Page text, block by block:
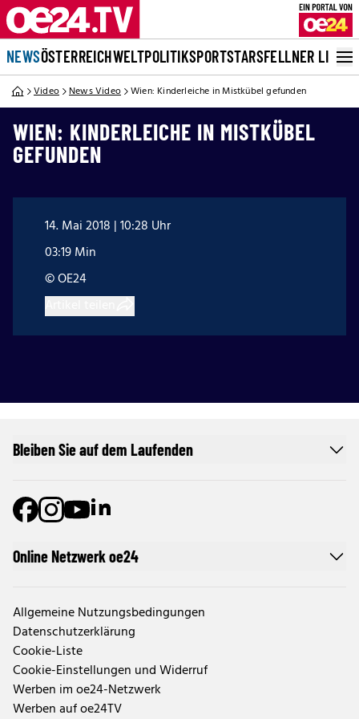
NEWSÖSTERREICHWELTPOLITIKSPORTSTARSFELLNER LIVE
Video News Video Wien: Kinderleiche in Mistkübel gefunden
WIEN: KINDERLEICHE IN MISTKÜBEL
GEFUNDEN
14. Mai 2018 | 10:28 Uhr
03:19 Min
© OE24
Online Netzwerk oe24
Allgemeine Nutzungsbedingungen
Datenschutzerklärung
Cookie-Liste
Cookie-Einstellungen und Widerruf
Werben im oe24-Netzwerk
Werben auf oe24TV
Bleiben Sie auf dem Laufenden